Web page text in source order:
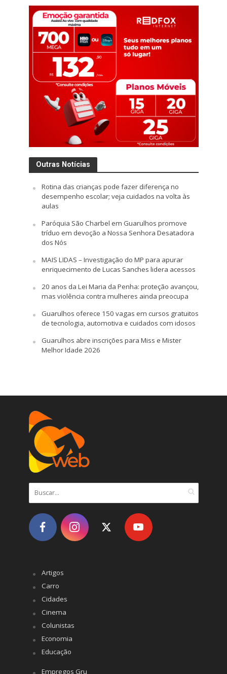
Outras Notícias
Rotina das crianças pode fazer diferença no
desempenho escolar; veja cuidados na volta às
aulas
Paróquia São Charbel em Guarulhos promove
tríduo em devoção a Nossa Senhora Desatadora
dos Nós
MAIS LIDAS – Investigação do MP para apurar
enriquecimento de Lucas Sanches lidera acessos
20 anos da Lei Maria da Penha: proteção avançou,
mas violência contra mulheres ainda preocupa
Guarulhos oferece 150 vagas em cursos gratuitos
de tecnologia, automotiva e cuidados com idosos
Guarulhos abre inscrições para Miss e Mister
Melhor Idade 2026
Artigos
Carro
Cidades
Cinema
Colunistas
Economia
Educação
Empregos Gru